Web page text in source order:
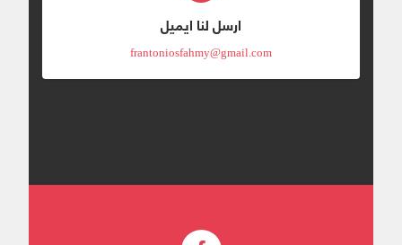
ارسل لنا ايميل
frantoniosfahmy@gmail.com